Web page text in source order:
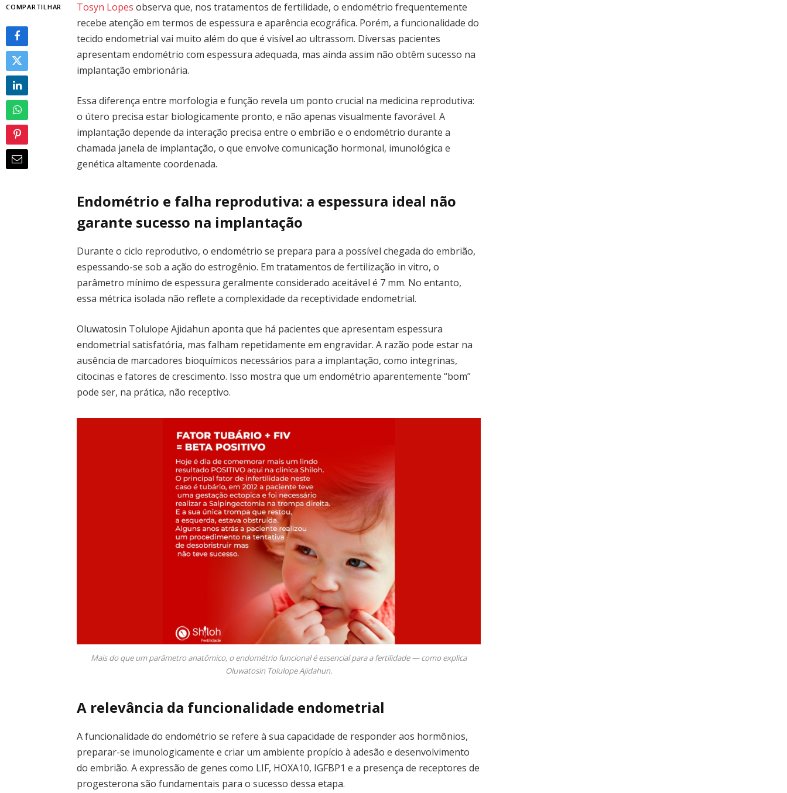
COMPARTILHAR Tosyn Lopes observa que, nos tratamentos de fertilidade, o endométrio frequentemente
recebe atenção em termos de espessura e aparência ecográfica. Porém, a funcionalidade do
tecido endometrial vai muito além do que é visível ao ultrassom. Diversas pacientes
apresentam endométrio com espessura adequada, mas ainda assim não obtêm sucesso na
implantação embrionária.
Essa diferença entre morfologia e função revela um ponto crucial na medicina reprodutiva:
o útero precisa estar biologicamente pronto, e não apenas visualmente favorável. A
implantação depende da interação precisa entre o embrião e o endométrio durante a
chamada janela de implantação, o que envolve comunicação hormonal, imunológica e
genética altamente coordenada.
Endométrio e falha reprodutiva: a espessura ideal não
garante sucesso na implantação
Durante o ciclo reprodutivo, o endométrio se prepara para a possível chegada do embrião,
espessando-se sob a ação do estrogênio. Em tratamentos de fertilização in vitro, o
parâmetro mínimo de espessura geralmente considerado aceitável é 7 mm. No entanto,
essa métrica isolada não reflete a complexidade da receptividade endometrial.
Oluwatosin Tolulope Ajidahun aponta que há pacientes que apresentam espessura
endometrial satisfatória, mas falham repetidamente em engravidar. A razão pode estar na
ausência de marcadores bioquímicos necessários para a implantação, como integrinas,
citocinas e fatores de crescimento. Isso mostra que um endométrio aparentemente “bom”
pode ser, na prática, não receptivo.
Mais do que um parâmetro anatômico, o endométrio funcional é essencial para a fertilidade — como explica
Oluwatosin Tolulope Ajidahun.
A relevância da funcionalidade endometrial
A funcionalidade do endométrio se refere à sua capacidade de responder aos hormônios,
preparar-se imunologicamente e criar um ambiente propício à adesão e desenvolvimento
do embrião. A expressão de genes como LIF, HOXA10, IGFBP1 e a presença de receptores de
progesterona são fundamentais para o sucesso dessa etapa.